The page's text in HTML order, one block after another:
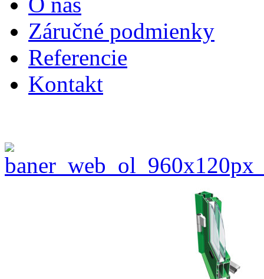
Záručné podmienky
Referencie
Kontakt